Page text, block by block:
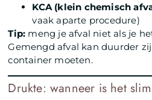
KCA (klein chemisch
vaak aparte procedure)
Tip: meng je afval niet als je
Gemengd afval kan duurder
container moeten.
Drukte: wanneer is het